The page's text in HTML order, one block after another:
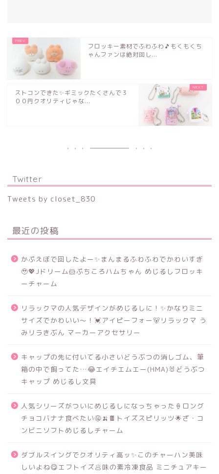
フロッキー素材でふわふわ🎵もくもくち
ゃんファンは絶対回し...
ストコンできた✨ギミックたくさんで３
００円クオリティじゃな...
Twitter
Tweets by closet_830
最近の投稿
かぷえぼで回したよー✨まんまるふわふわでかわいすぎ
🥹💖Jドリーム🐹ぷちころハムちゃん めじるしフロッキ
ーチャーム
リラックマの人気デザインがめじるしに！✨かなりミニ
サイズでかわいい～！💓アイピーフォー🐻リラックマ う
みリラきぶん マーカーアクセサリー
キャップの先に付いてる小さいどうぶつの消しゴム、筆
箱の中で飼ってた…😂エイチエムエー(HMA)🐰どうぶつ
キャップ めじるし文具
人気シリーズがついにめじるしになっちゃった🍦ロング
チョコバナナ食べたい🤤🍌🍫トイズスピリッツ🌟ざ・コ
ンビニソフトめじるしチャーム
ダブルスイングでクオリティ高ッ✨このチャーハン美味
しいよね😋エフトイズ🥟味の素冷凍食品 ミニチュアキー